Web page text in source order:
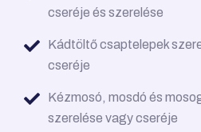
cseréje és szerelése
Kádtöltő csaptelepek
cseréje
Kézmosó, mosdó és
szerelése vagy cseréje